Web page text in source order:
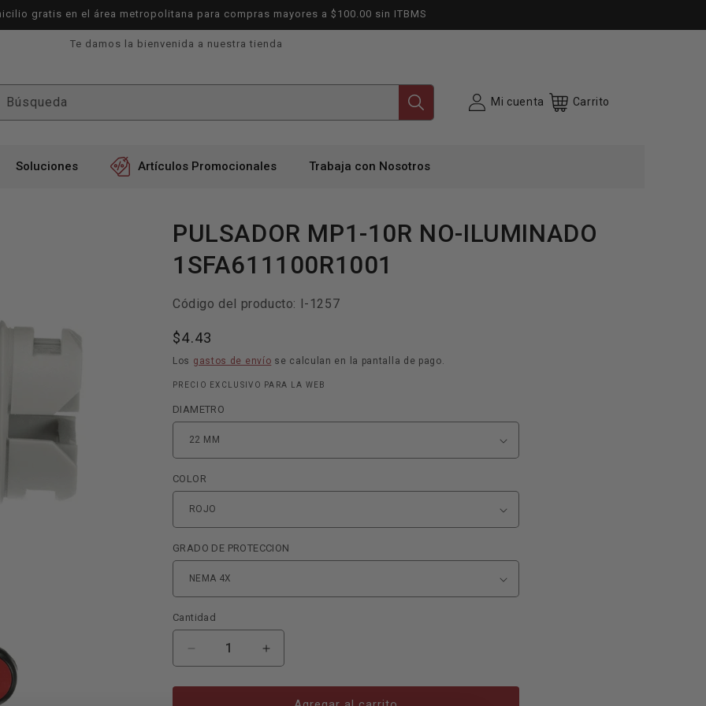
gratis en el área metropolitana para compras mayores a $100.00 sin ITBMS
Te damos la bienvenida a nuestra tienda
Búsqueda Mi cuenta Carrito
Soluciones Artículos Promocionales Trabaja con Nosotros
PULSADOR MP1-10R NO-ILUMINADO
1SFA611100R1001
Código del producto: SKU:
I-1257
Precio
habitual
$4.43
Los gastos de envío se calculan en la pantalla de pago.
PRECIO EXCLUSIVO PARA LA WEB
DIAMETRO
COLOR
GRADO DE PROTECCION
Cantidad
Reducir
cantidad
para
Aumentar
cantidad
para